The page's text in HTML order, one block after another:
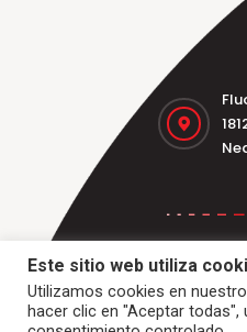
Este sitio web utiliza
Utilizamos cookies en
hacer clic en "Aceptar todas",